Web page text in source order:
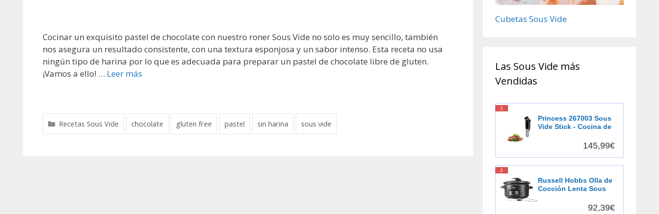
Cocinar un exquisito pastel de chocolate con nuestro roner Sous Vide no solo es muy sencillo, también
nos asegura un resultado consistente, con una textura esponjosa y un sabor intenso. Esta receta no usa
ningún tipo de harina por lo que es adecuada para preparar un pastel de chocolate libre de gluten.
¡Vamos a ello! … Leer más
Recetas Sous Vide chocolate gluten free pastel sin harina sous vide
Cubetas Sous Vide
Las Sous Vide más
Vendidas
1
Princess 267003 Sous
Vide Stick - Cocina de
145,99€
2
Russell Hobbs Olla de
Cocción Lenta Sous
Cocinar al Vacío,92,39€